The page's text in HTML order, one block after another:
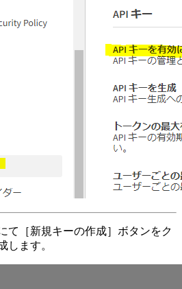
て［新規キーの作成］ボタンをク
します。